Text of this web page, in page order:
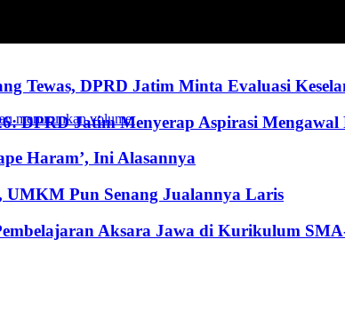
menurunkan volume.
Tewas, DPRD Jatim Minta Evaluasi
DPRD Jatim Menyerap Aspirasi
Haram’, Ini Alasannya
UMKM Pun Senang Jualannya Laris
Aksara Jawa di Kurikulum